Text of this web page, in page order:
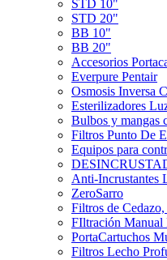
STD 10"
STD 20"
BB 10"
BB 20"
Accesorios
Everpure Pentair
Osmosis Inversa
Esterilizadores
Bulbos y mangas
Filtros Punto De
Equipos para
Anti-Incrustantes
ZeroSarro
Filtros de
FIltración Manual
PortaCartuchos
Filtros Lecho